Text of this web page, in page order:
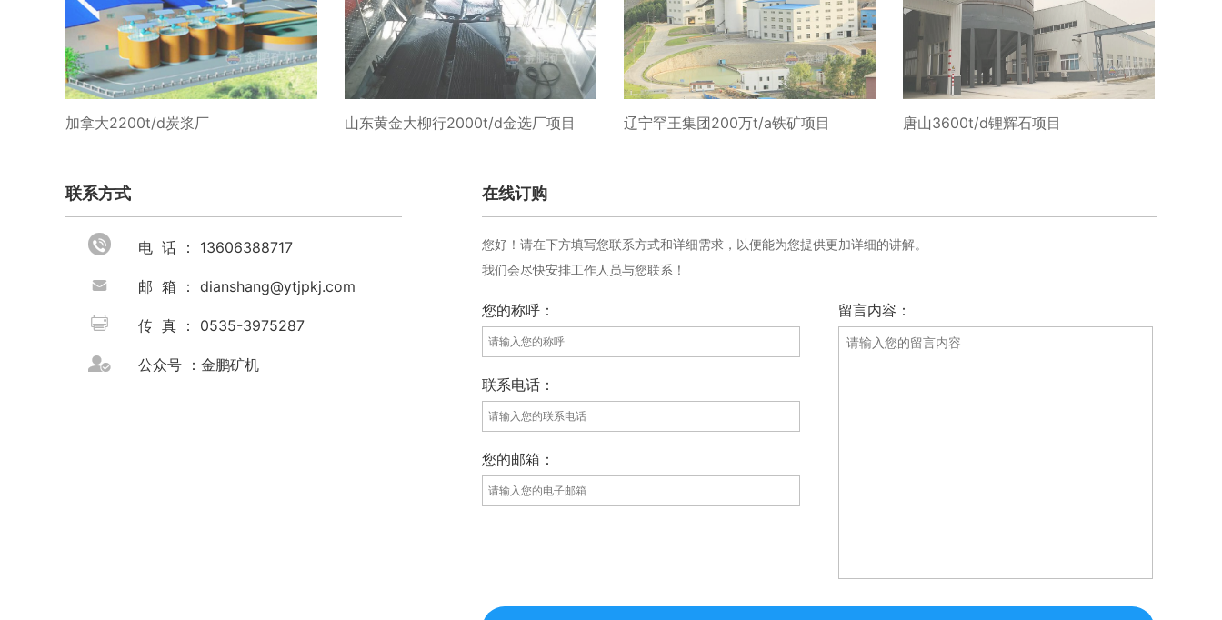
加拿大2200t/d炭浆厂 山东黄金大柳行2000t/d金选厂项目 辽宁罕王集团200万t/a铁矿项目 唐山3600t/d锂辉石项目
联系方式
 电 话 ： 13606388717
 邮 箱 ： dianshang@ytjpkj.com
 传 真 ： 0535-3975287
 公众号 ：金鹏矿机
在线订购
您好！请在下方填写您联系方式和详细需求，以便能为您提供更加详细的讲解。
我们会尽快安排工作人员与您联系！
您的称呼：
联系电话：
您的邮箱：
留言内容：